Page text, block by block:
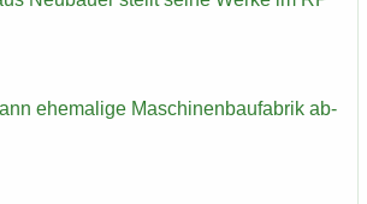
ehe­ma­li­ge Ma­schi­nen­bau­fa­brik ab­